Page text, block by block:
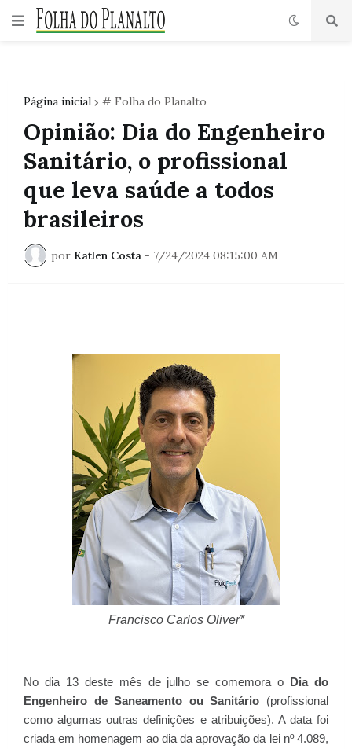
Página inicial # Folha do Planalto
Opinião: Dia do Engenheiro
Sanitário, o profissional
que leva saúde a todos
brasileiros
por Katlen Costa - 7/24/2024 08:15:00 AM
Francisco Carlos Oliver*
No dia 13 deste mês de julho se comemora o
Dia do
Engenheiro de Saneamento ou Sanitário (profissional
como algumas outras definições e atribuições). A data foi
criada em homenagem ao dia da aprovação da lei nº 4.089,